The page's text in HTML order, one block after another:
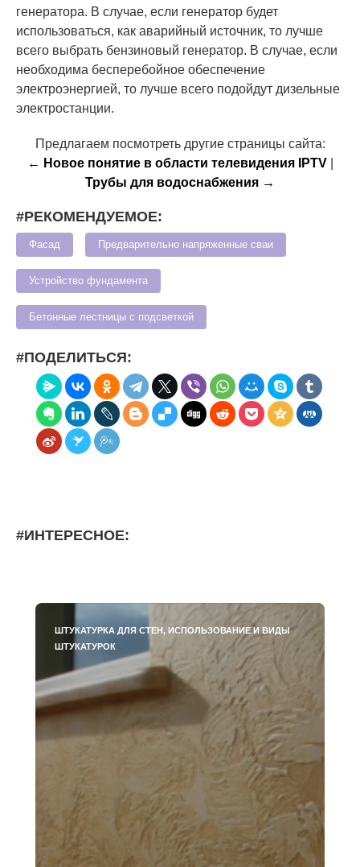
генератора. В случае, если генератор будет
использоваться, как аварийный источник, то лучше
всего выбрать бензиновый генератор. В случае, если
необходима бесперебойное обеспечение
электроэнергией, то лучше всего подойдут дизельные
электростанции.
Предлагаем посмотреть другие страницы сайта:
← Новое понятие в области телевидения IPTV|
Трубы для водоснабжения →
#РЕКОМЕНДУЕМОЕ:
Фасад Предварительно напряженные сваи
Устройство фундамента
Бетонные лестницы с подсветкой
#ПОДЕЛИТЬСЯ:
#ИНТЕРЕСНОЕ:
ШТУКАТУРКА ДЛЯ СТЕН, ИСПОЛЬЗОВАНИЕ И ВИДЫ
ШТУКАТУРОК